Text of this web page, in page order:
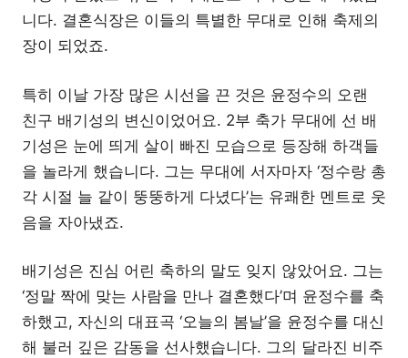
니다. 결혼식장은 이들의 특별한 무대로 인해 축제의
장이 되었죠.
특히 이날 가장 많은 시선을 끈 것은 윤정수의 오랜
친구 배기성의 변신이었어요. 2부 축가 무대에 선 배
기성은 눈에 띄게 살이 빠진 모습으로 등장해 하객들
을 놀라게 했습니다. 그는 무대에 서자마자 ‘정수랑 총
각 시절 늘 같이 뚱뚱하게 다녔다’는 유쾌한 멘트로 웃
음을 자아냈죠.
배기성은 진심 어린 축하의 말도 잊지 않았어요. 그는
‘정말 짝에 맞는 사람을 만나 결혼했다’며 윤정수를 축
하했고, 자신의 대표곡 ‘오늘의 봄날’을 윤정수를 대신
해 불러 깊은 감동을 선사했습니다. 그의 달라진 비주